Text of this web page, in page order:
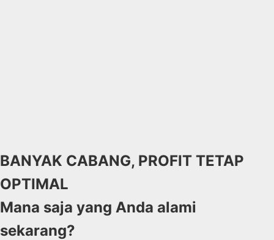
BANYAK CABANG, PROFIT TETAP
OPTIMAL
Mana saja yang Anda alami
sekarang?